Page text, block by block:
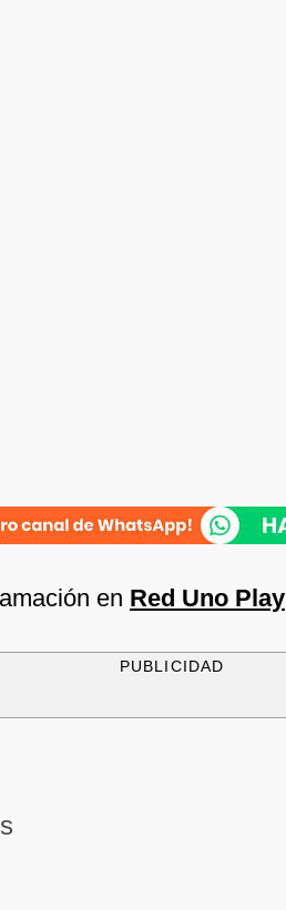
en Red Uno Play
PUBLICIDAD